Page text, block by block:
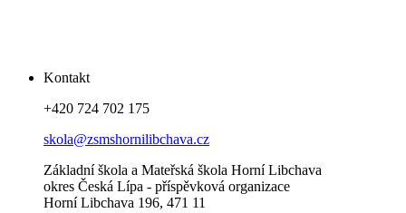
Kontakt
+420 724 702 175
skola@zsmshornilibchava.cz
Základní škola a Mateřská škola Horní Libchava
okres Česká Lípa - příspěvková organizace
Horní Libchava 196, 471 11